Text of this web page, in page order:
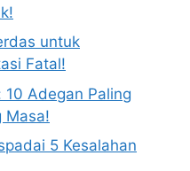
untuk
Fatal!
10 Adegan Paling
Masa!
5 Kesalahan